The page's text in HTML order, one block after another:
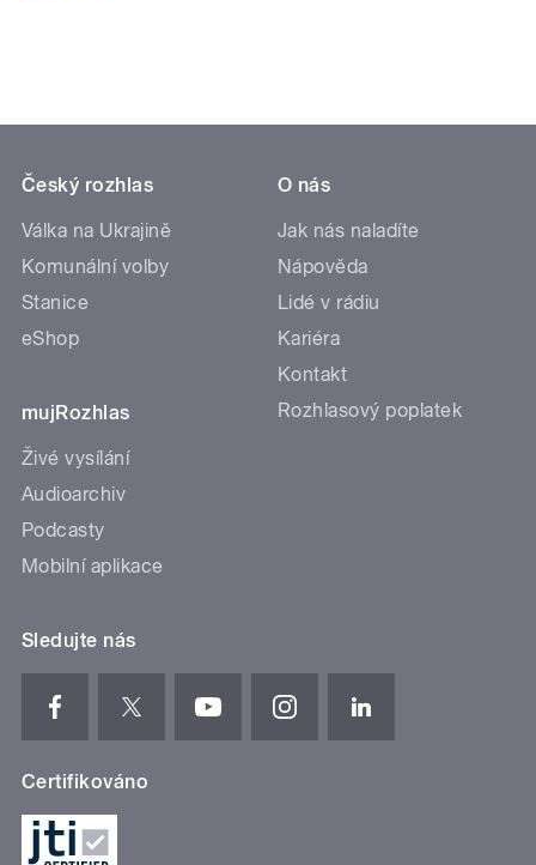
Český rozhlas
Válka na Ukrajině
Komunální volby
Stanice
eShop
mujRozhlas
Živé vysílání
Audioarchiv
Podcasty
Mobilní aplikace
O nás
Jak nás naladíte
Nápověda
Lidé v rádiu
Kariéra
Kontakt
Rozhlasový poplatek
Sledujte nás
Certifikováno